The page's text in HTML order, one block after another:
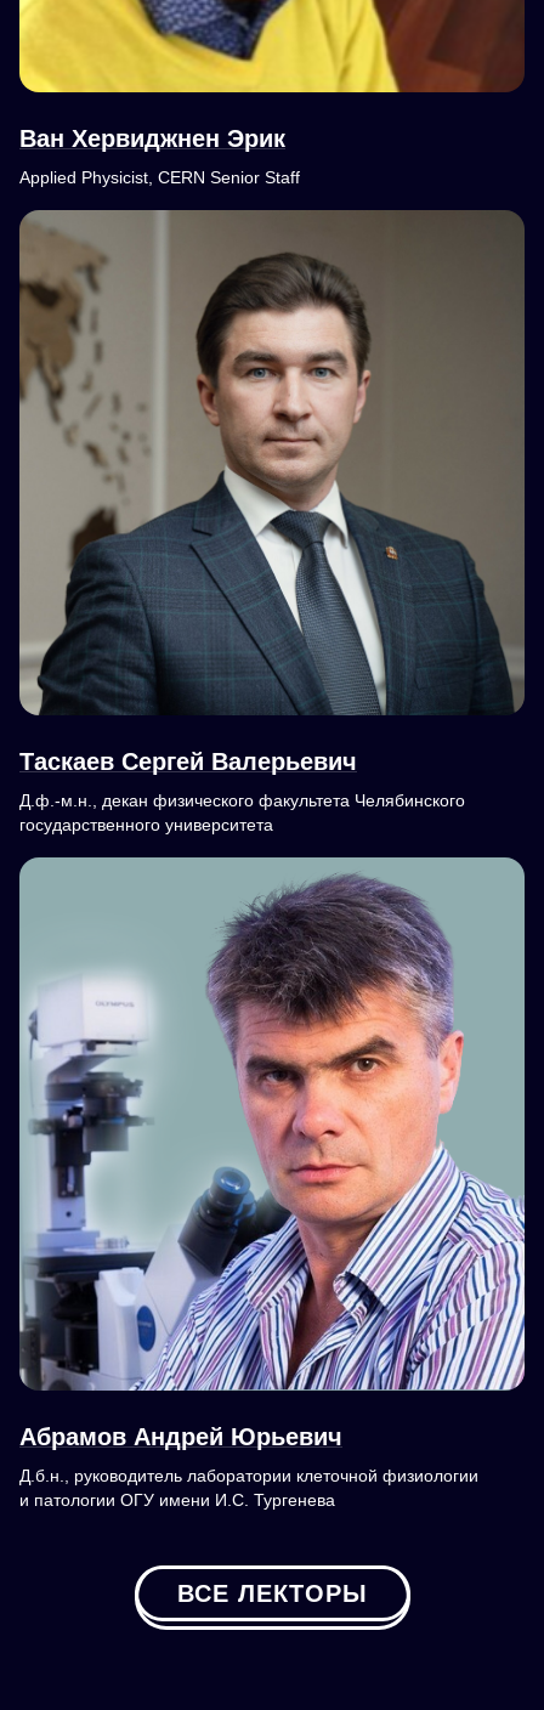
Ван Хервиджнен Эрик
Applied Physicist, CERN Senior Staff
Таскаев Сергей Валерьевич
Д.ф.-м.н., декан физического факультета Челябинского
государственного университета
Абрамов Андрей Юрьевич
Д.б.н., руководитель лаборатории клеточной физиологии
и патологии ОГУ имени И.С. Тургенева
ВСЕ ЛЕКТОРЫ